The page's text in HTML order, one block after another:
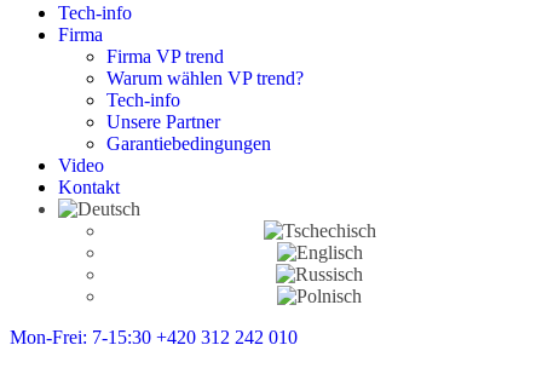
Tech-info
Firma
Firma VP trend
Warum wählen VP trend?
Tech-info
Unsere Partner
Garantiebedingungen
Video
Kontakt
Mon-Frei: 7-15:30 +420 312 242 010